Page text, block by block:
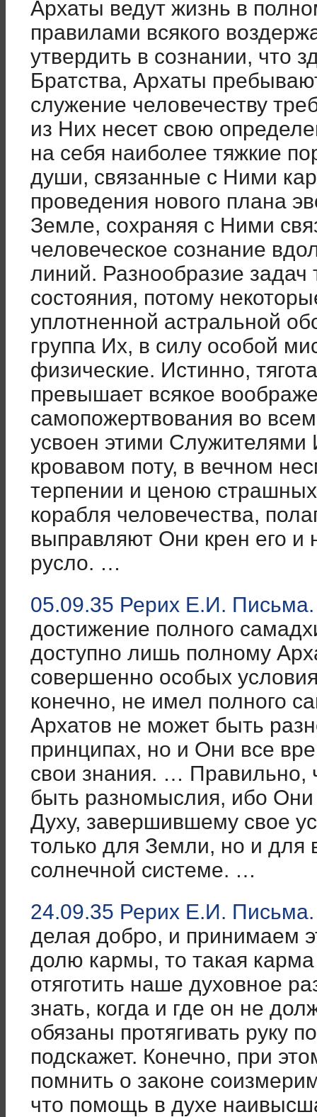
Архаты ведут жизнь в
правилами всякого
утвердить в сознании, что
Братства, Архаты
служение человечеству
из Них несет свою
на себя наиболее тяжкие
души, связанные с Ними
проведения нового плана
Земле, сохраняя с Ними
человеческое сознание
линий. Разнообразие задач
состояния, потому
уплотненной астральной
группа Их, в силу особой
физические. Истинно,
превышает всякое
самопожертвования во
усвоен этими
кровавом поту, в вечном
терпении и ценою
корабля человечества,
выправляют Они крен его и
русло. …
05.09.35 Рерих Е.И. Письма.
достижение полного
доступно лишь полному
совершенно особых
конечно, не имел полного
Архатов не может быть
принципах, но и Они все
свои знания. … Правильно,
быть разномыслия, ибо Они
Духу, завершившему свое
только для Земли, но и
солнечной системе. …
24.09.35 Рерих Е.И. Письма.
делая добро, и принимаем
долю кармы, то такая
отяготить наше духовное
знать, когда и где он не
обязаны протягивать руку
подскажет. Конечно, при
помнить о законе
что помощь в духе